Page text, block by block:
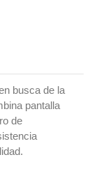
busca de la
pantalla
de